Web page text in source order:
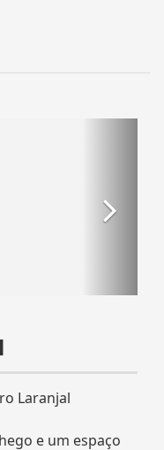
Laranjal
e um espaço